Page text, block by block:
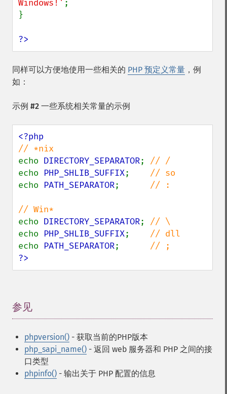
Windows!' ;
}
?>
同样可以方便地使用一些相关的 PHP 预定义常量 ，例
如：
示例 #2 一些系统相关常量的示例
echo DIRECTORY_SEPARATOR;
echo PHP_SHLIB_SUFFIX;
echo PATH_SEPARATOR; // :
echo DIRECTORY_SEPARATOR;
echo PHP_SHLIB_SUFFIX;
echo PATH_SEPARATOR;
?>
参见
phpversion() - 获取当前的PHP版本
php_sapi_name() - 返回 web 服务器和 PHP 之间的接
口类型
phpinfo() - 输出关于 PHP 配置的信息